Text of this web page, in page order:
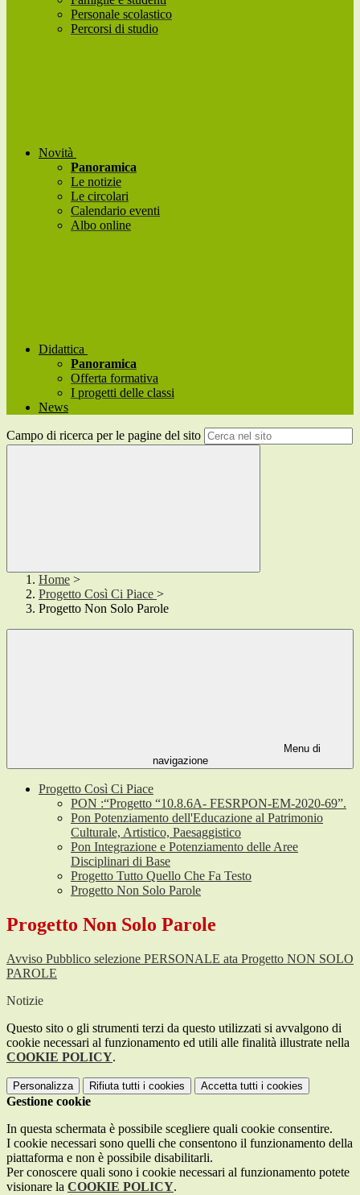
Personale scolastico
Percorsi di studio
Novità
Panoramica
Le notizie
Le circolari
Calendario eventi
Albo online
Didattica
Panoramica
Offerta formativa
I progetti delle classi
News
Campo di ricerca per le pagine del sito
Home >
Progetto Così Ci Piace >
Progetto Non Solo Parole
Menu di
navigazione
Progetto Così Ci Piace
PON :“Progetto “10.8.6A- FESRPON-EM-2020-69”.
Pon Potenziamento dell'Educazione al Patrimonio
Culturale, Artistico, Paesaggistico
Pon Integrazione e Potenziamento delle Aree
Disciplinari di Base
Progetto Tutto Quello Che Fa Testo
Progetto Non Solo Parole
Progetto Non Solo Parole
Avviso Pubblico selezione PERSONALE ata Progetto NON SOLO
PAROLE
Notizie
Questo sito o gli strumenti terzi da questo utilizzati si avvalgono di
cookie necessari al funzionamento ed utili alle finalità illustrate nella
COOKIE POLICY.
Personalizza Rifiuta tutti i cookies Accetta tutti i cookies
Gestione cookie
In questa schermata è possibile scegliere quali cookie consentire.
I cookie necessari sono quelli che consentono il funzionamento della
piattaforma e non è possibile disabilitarli.
Per conoscere quali sono i cookie necessari al funzionamento potete
visionare la COOKIE POLICY.